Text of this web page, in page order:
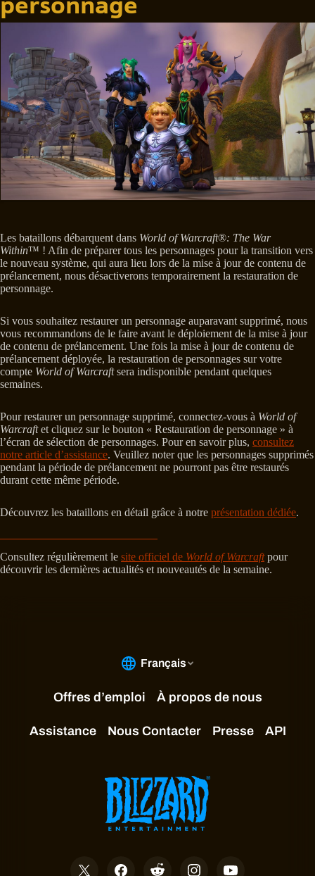
Les bataillons débarquent dans World of Warcraft®: The War
Within™ ! Afin de préparer tous les personnages pour la transition vers
le nouveau système, qui aura lieu lors de la mise à jour de contenu de
prélancement, nous désactiverons temporairement la restauration de
personnage.
Si vous souhaitez restaurer un personnage auparavant supprimé, nous
vous recommandons de le faire avant le déploiement de la mise à jour
de contenu de prélancement. Une fois la mise à jour de contenu de
prélancement déployée, la restauration de personnages sur votre
compte World of Warcraftsera indisponible pendant quelques
semaines.
Pour restaurer un personnage supprimé, connectez-vous à World of
Warcraftet cliquez sur le bouton « Restauration de personnage » à
l’écran de sélection de personnages. Pour en savoir plus, consultez
notre article d’assistance. Veuillez noter que les personnages supprimés
pendant la période de prélancement ne pourront pas être restaurés
durant cette même période.
Découvrez les bataillons en détail grâce à notre présentation dédiée.
Consultez régulièrement le site officiel de World of Warcraftpour
découvrir les dernières actualités et nouveautés de la semaine.